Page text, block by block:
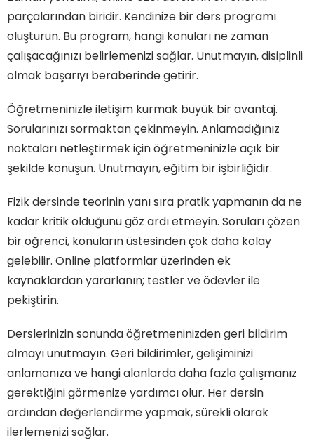
parçalarından biridir. Kendinize bir ders programı
oluşturun. Bu program, hangi konuları ne zaman
çalışacağınızı belirlemenizi sağlar. Unutmayın, disiplinli
olmak başarıyı beraberinde getirir.
Öğretmeninizle iletişim kurmak büyük bir avantaj.
Sorularınızı sormaktan çekinmeyin. Anlamadığınız
noktaları netleştirmek için öğretmeninizle açık bir
şekilde konuşun. Unutmayın, eğitim bir işbirliğidir.
Fizik dersinde teorinin yanı sıra pratik yapmanın da ne
kadar kritik olduğunu göz ardı etmeyin. Soruları çözen
bir öğrenci, konuların üstesinden çok daha kolay
gelebilir. Online platformlar üzerinden ek
kaynaklardan yararlanın; testler ve ödevler ile
pekiştirin.
Derslerinizin sonunda öğretmeninizden geri bildirim
almayı unutmayın. Geri bildirimler, gelişiminizi
anlamanıza ve hangi alanlarda daha fazla çalışmanız
gerektiğini görmenize yardımcı olur. Her dersin
ardından değerlendirme yapmak, sürekli olarak
ilerlemenizi sağlar.